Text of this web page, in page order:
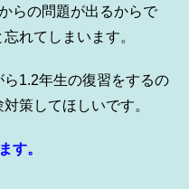
らの問題が出るからで
れてしまいます。
1.2年生の復習をするの
策してほしいです。
す。